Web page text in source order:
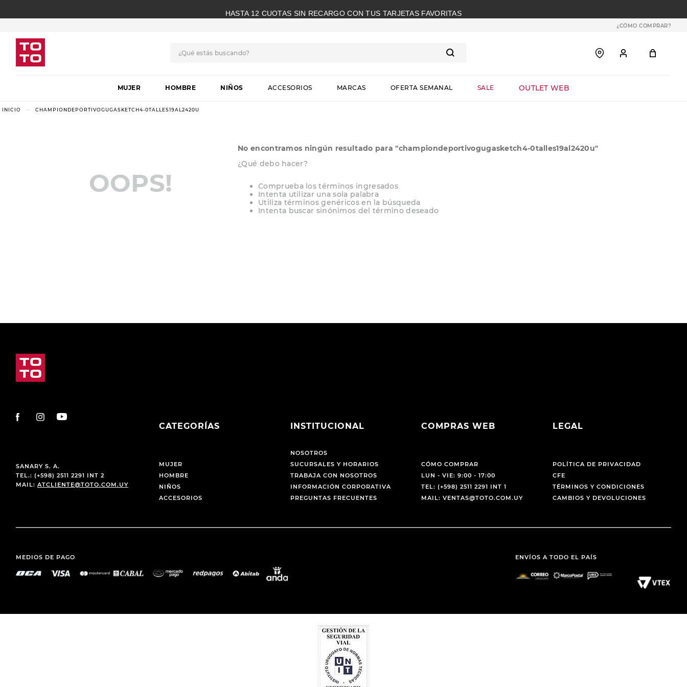
HASTA 12 CUOTAS SIN RECARGO CON TUS TARJETAS FAVORITAS
¿CÓMO COMPRAR?
MUJER HOMBRE NIÑOS ACCESORIOS MARCAS OFERTA SEMANAL SALE OUTLET WEB
CHAMPIONDEPORTIVOGUGASKETCH4-0TALLES19AL2420U
OOPS!
No encontramos ningún resultado para "championdeportivogugasketch4-0talles19al2420u"
¿Qué debo hacer?
Comprueba los términos ingresados
Intenta utilizar una sola palabra
Utiliza términos genéricos en la búsqueda
Intenta buscar sinónimos del término deseado
SANARY S. A.
TEL.: (+598) 2511 2291 INT 2
MAIL: ATCLIENTE@TOTO.COM.UY
CATEGORÍAS
MUJER
HOMBRE
NIÑOS
ACCESORIOS
INSTITUCIONAL
NOSOTROS
SUCURSALES Y HORARIOS
TRABAJA CON NOSOTROS
INFORMACIÓN CORPORATIVA
PREGUNTAS FRECUENTES
COMPRAS WEB
CÓMO COMPRAR
LUN - VIE: 9:00 - 17:00
TEL: (+598) 2511 2291 INT 1
MAIL: VENTAS@TOTO.COM.UY
LEGAL
POLÍTICA DE PRIVACIDAD
CFE
TÉRMINOS Y CONDICIONES
CAMBIOS Y DEVOLUCIONES
MEDIOS DE PAGO ENVÍOS A TODO EL PAÍS
1.
botas
2.
skechers
6.
americansport